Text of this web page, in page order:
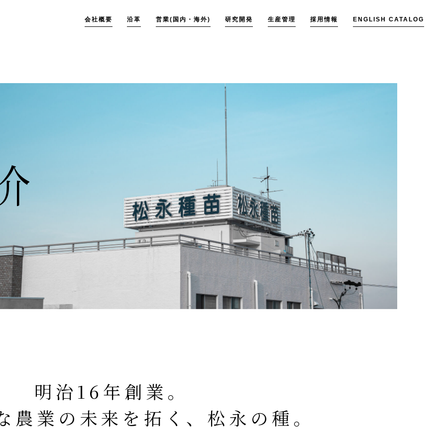
会社概要 沿革 営業(国内・海外) 研究開発 生産管理 採用情報 ENGLISH CATALOG
明治16年創業。
農業の未来を拓く、 松永の種。